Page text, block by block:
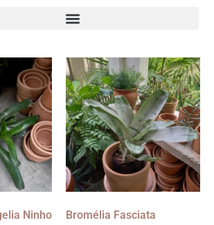
Ninho Bromélia Fasciata